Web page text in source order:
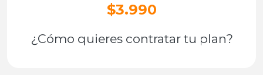
$3.990
¿Cómo quieres contratar tu plan?